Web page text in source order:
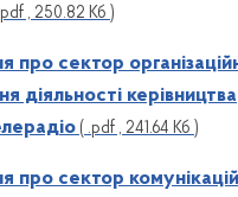
, 250.82 Кб )
про сектор
діяльності керівництва
( .pdf , 241.64 Кб )
про сектор комунікацій